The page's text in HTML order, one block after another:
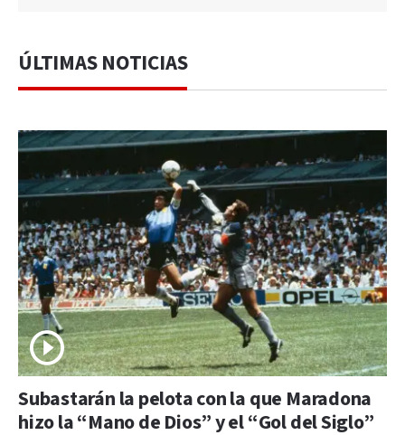
ÚLTIMAS NOTICIAS
Subastarán la pelota con la que Maradona
hizo la “Mano de Dios” y el “Gol del Siglo”